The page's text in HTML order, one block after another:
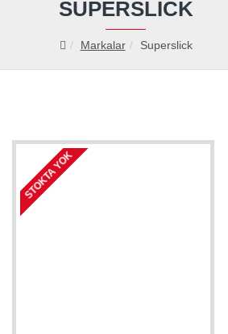
Markalar Superslick
SUPERSLICK
STOKTA YOK